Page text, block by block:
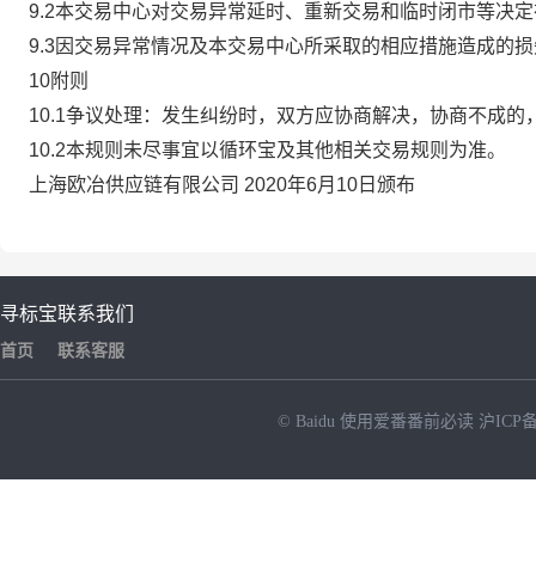
9.2本交易中心对交易异常延时、重新交易和临时闭市等决
9.3因交易异常情况及本交易中心所采取的相应措施造成的
10附则
10.1争议处理：发生纠纷时，双方应协商解决，协商不成
10.2本规则未尽事宜以循环宝及其他相关交易规则为准。
上海欧冶供应链有限公司 2020年6月10日颁布
寻标宝
首页
联系我们
联系客服
© Baidu 使用爱番番前必读 沪ICP